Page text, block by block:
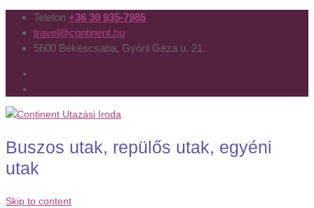
Telefon +36 30 935-7985
travel@continent.hu
5600 Békéscsaba, Gyóni Géza u. 21.
Buszos utak, repülős utak, egyéni
utak
Skip to content